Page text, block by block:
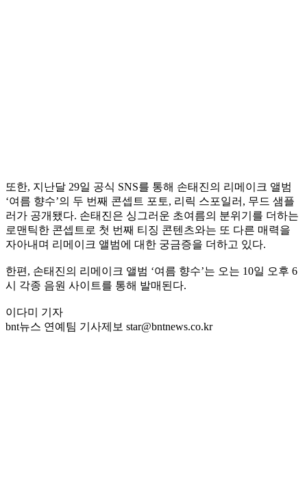
또한, 지난달 29일 공식 SNS를 통해 손태진의 리메이크 앨범
‘여름 향수’의 두 번째 콘셉트 포토, 리릭 스포일러, 무드 샘플
러가 공개됐다. 손태진은 싱그러운 초여름의 분위기를 더하는
로맨틱한 콘셉트로 첫 번째 티징 콘텐츠와는 또 다른 매력을
자아내며 리메이크 앨범에 대한 궁금증을 더하고 있다.
한편, 손태진의 리메이크 앨범 ‘여름 향수’는 오는 10일 오후 6
시 각종 음원 사이트를 통해 발매된다.
이다미 기자
bnt뉴스 연예팀 기사제보 star@bntnews.co.kr